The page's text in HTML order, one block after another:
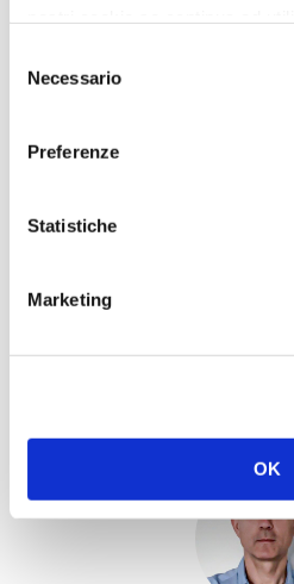
delNecessario
Preferenze
Statistiche
Marketing
OK